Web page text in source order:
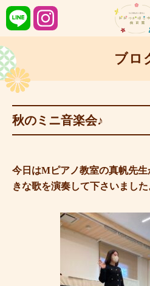
ブロ
秋のミニ音楽会♪
今日はMピアノ教室の真帆先
きな歌を演奏して下さいました